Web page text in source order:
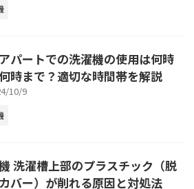
パートでの洗濯機の使用は何時
時まで？適切な時間帯を解説
10/9
洗濯槽上部のプラスチック（脱
バー）が削れる原因と対処法